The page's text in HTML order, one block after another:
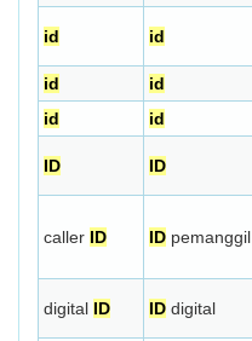
id id
id
id
id
id
ID ID
caller ID ID pemanggil
digital ID ID digital